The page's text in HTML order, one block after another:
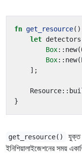
fn get_resource()
let detectors
Box:: new(
Box:: new(
];
Resource::
}
get_resource()
যুক্ত
ইনিশিয়ালাইজেশনের সময়